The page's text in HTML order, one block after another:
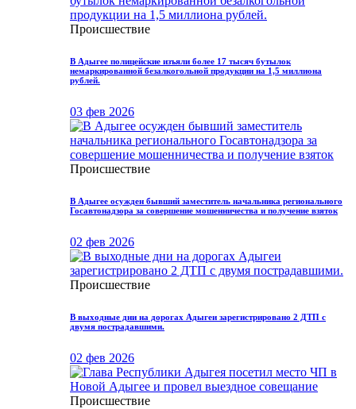
Происшествие
В Адыгее полицейские изъяли более 17 тысяч бутылок
немаркированной безалкогольной продукции на 1,5 миллиона
рублей.
03 фев 2026
Происшествие
В Адыгее осужден бывший заместитель начальника регионального
Госавтонадзора за совершение мошенничества и получение взяток
02 фев 2026
Происшествие
В выходные дни на дорогах Адыгеи зарегистрировано 2 ДТП с
двумя пострадавшими.
02 фев 2026
Происшествие